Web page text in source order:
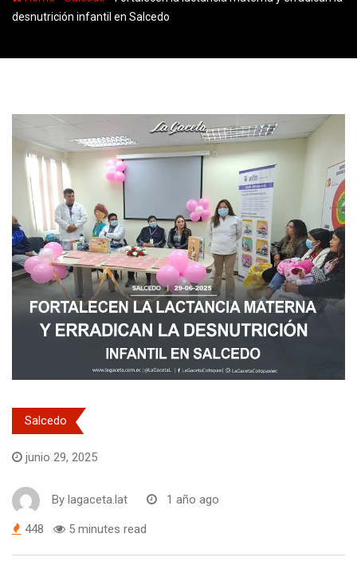
desnutrición infantil en Salcedo
Salcedo
junio 29, 2025
By lagaceta.lat 1 año ago
448 5 minutes read